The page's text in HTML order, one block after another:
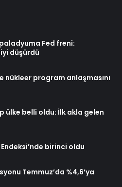
Fed freni:
düşürdü
nükleer program anlaşmasını
ülke belli oldu: İlk akla gelen
birinci oldu
Temmuz’da %4,6’ya